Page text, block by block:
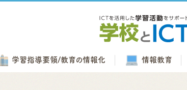
学習指導要領/教育の情報化 情報教育